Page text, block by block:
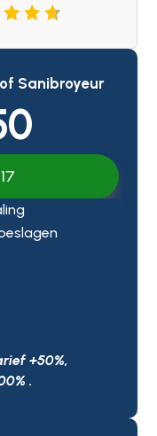
Sanibroyeur
+50%,
.